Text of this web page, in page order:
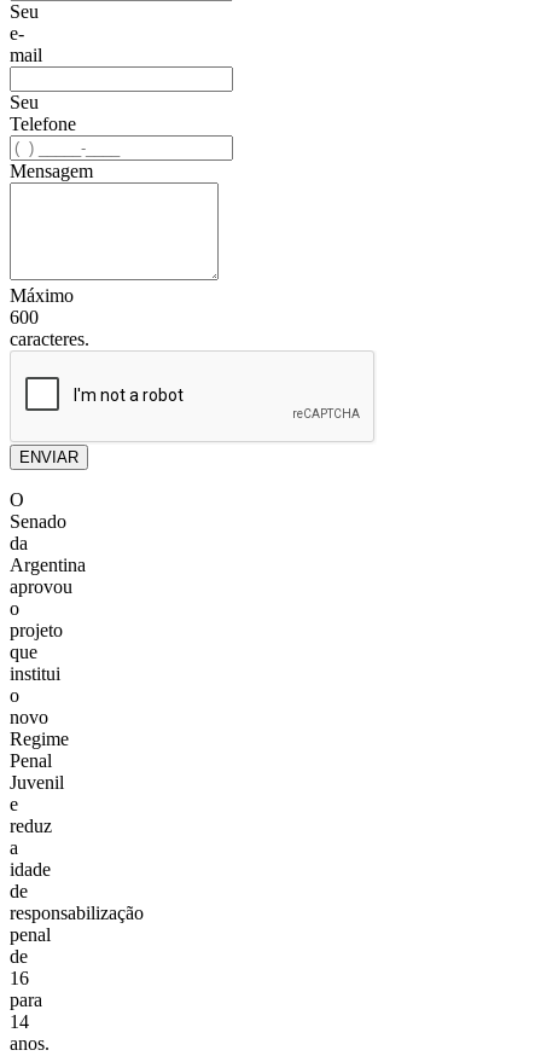
Seu
e-
mail
Seu
Telefone
Mensagem
Máximo
600
caracteres.
ENVIAR
O
Senado
da
Argentina
aprovou
o
projeto
que
institui
o
novo
Regime
Penal
Juvenil
e
reduz
a
idade
de
responsabilização
penal
de
16
para
14
anos.